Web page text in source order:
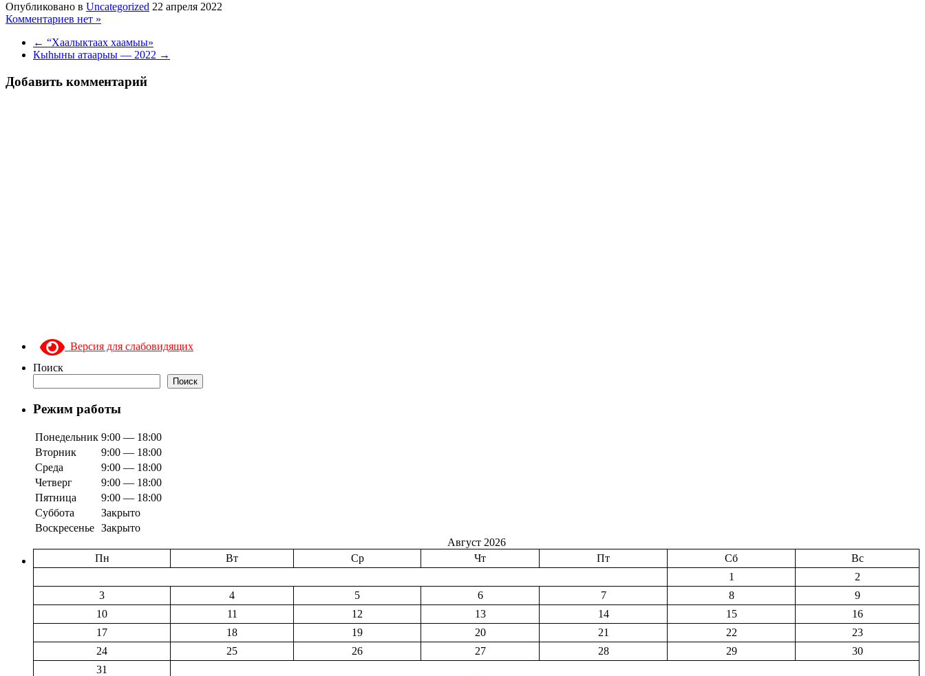
Опубликовано в Uncategorized 22 апреля 2022
Комментариев нет »
← “Хаалыктаах хаамыы»
Кыһыны атаарыы — 2022 →
Добавить комментарий
Версия для слабовидящих
Поиск
Поиск
Режим работы
Понедельник 9:00 — 18:00
Вторник
9:00 — 18:00
Среда
9:00 — 18:00
Четверг
9:00 — 18:00
Пятница
9:00 — 18:00
Суббота
Закрыто
Воскресенье Закрыто
Август 2026
Пн
Вт Ср Чт Пт Сб
Вс
1
2
3
4 5 6 7 8
9
10
11 12 13 14 15
16
17
18 19 20 21 22
23
24
25 26 27 28 29
30
31